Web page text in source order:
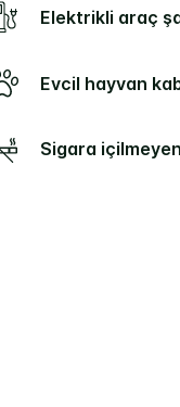
Elektrikli araç
Evcil hayvan
Sigara